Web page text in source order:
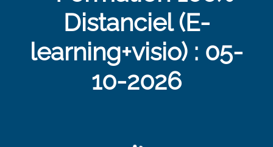
Distanciel (E-
learning+visio) : 05-
10-2026